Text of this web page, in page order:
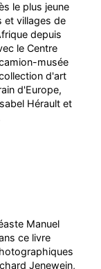
le plus jeune
et villages de
depuis
le Centre
musée
d'art
d'Europe,
Hérault et
Manuel
ce livre
Jenewein,